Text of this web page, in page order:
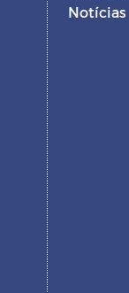
Notícias